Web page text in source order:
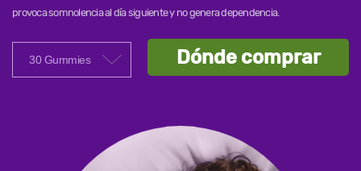
provoca somnolencia al día siguiente y no genera dependencia.
30 Gummies Dónde comprar